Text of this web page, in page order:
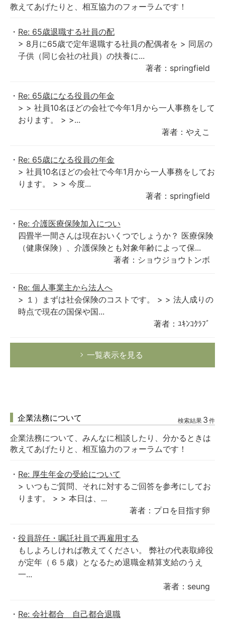
教えてあげたりと、相互協力のフォーラムです！
Re: 65歳退職する社員の配
> 8月に65歳で定年退職する社員の配偶者を > 同居の
子供（同じ会社の社員）の扶養に...
著者：springfield
Re: 65歳になる役員の年金
> > 社員10名ほどの会社で今年1月から一人事務をして
おります。 > >...
著者：やえこ
Re: 65歳になる役員の年金
> 社員10名ほどの会社で今年1月から一人事務をしてお
ります。 > > 今度...
著者：springfield
Re: 介護医療保険加入につい
四畳半一間さんは現在おいくつでしょうか？ 医療保険
（健康保険）、介護保険とも対象年齢によって保...
著者：ショウジョウトンボ
Re: 個人事業主から法人へ
> １）まずは社会保険のコストです。 > > 法人成りの
時点で現在の国保や国...
著者：ﾕｷﾝｺｸﾗﾌﾞ
一覧表示を見る
企業法務について 検索結果 3 件
企業法務について、みんなに相談したり、分かるときは
教えてあげたりと、相互協力のフォーラムです！
Re: 厚生年金の受給について
> いつもご質問、それに対するご回答を参考にしてお
ります。 > > 本日は、...
著者：プロを目指す卵
役員辞任・嘱託社員で再雇用する
もしよろしければ教えてください。 弊社の代表取締役
が定年（６５歳）となるため退職金精算支給のうえ
一...
著者：seung
Re: 会社都合 自己都合退職